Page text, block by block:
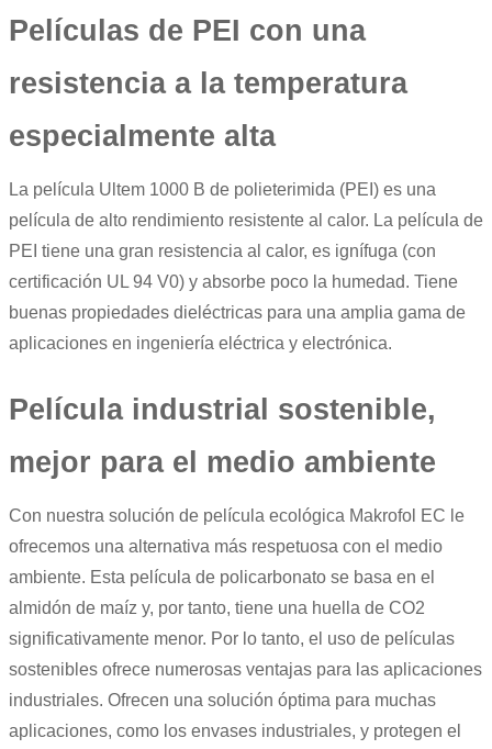
Películas de PEI con una
resistencia a la temperatura
especialmente alta
La película Ultem 1000 B de polieterimida (PEI) es una
película de alto rendimiento resistente al calor. La película de
PEI tiene una gran resistencia al calor, es ignífuga (con
certificación UL 94 V0) y absorbe poco la humedad. Tiene
buenas propiedades dieléctricas para una amplia gama de
aplicaciones en ingeniería eléctrica y electrónica.
Película industrial sostenible,
mejor para el medio ambiente
Con nuestra solución de película ecológica Makrofol EC le
ofrecemos una alternativa más respetuosa con el medio
ambiente. Esta película de policarbonato se basa en el
almidón de maíz y, por tanto, tiene una huella de CO2
significativamente menor. Por lo tanto, el uso de películas
sostenibles ofrece numerosas ventajas para las aplicaciones
industriales. Ofrecen una solución óptima para muchas
aplicaciones, como los envases industriales, y protegen el